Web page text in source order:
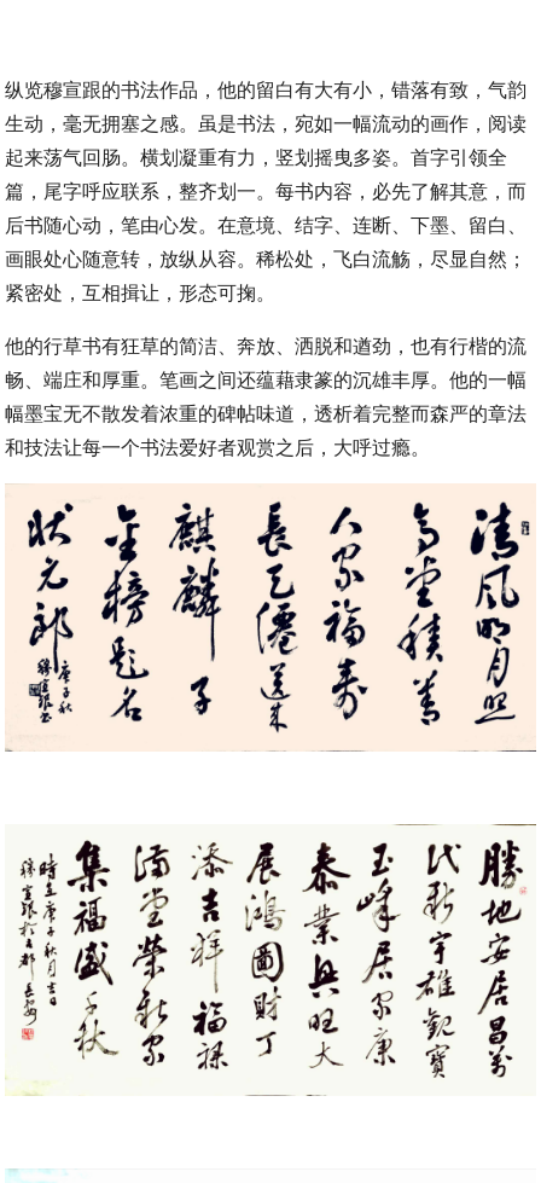
纵览穆宣跟的书法作品，他的留白有大有小，错落有致，气韵
生动，毫无拥塞之感。虽是书法，宛如一幅流动的画作，阅读
起来荡气回肠。横划凝重有力，竖划摇曳多姿。首字引领全
篇，尾字呼应联系，整齐划一。每书内容，必先了解其意，而
后书随心动，笔由心发。在意境、结字、连断、下墨、留白、
画眼处心随意转，放纵从容。稀松处，飞白流觞，尽显自然；
紧密处，互相揖让，形态可掬。
他的行草书有狂草的简洁、奔放、洒脱和遒劲，也有行楷的流
畅、端庄和厚重。笔画之间还蕴藉隶篆的沉雄丰厚。他的一幅
幅墨宝无不散发着浓重的碑帖味道，透析着完整而森严的章法
和技法让每一个书法爱好者观赏之后，大呼过瘾。